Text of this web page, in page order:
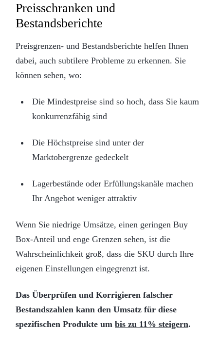
Preisschranken und
Bestandsberichte
Preisgrenzen- und Bestandsberichte helfen Ihnen
dabei, auch subtilere Probleme zu erkennen. Sie
können sehen, wo:
Die Mindestpreise sind so hoch, dass Sie kaum
konkurrenzfähig sind
Die Höchstpreise sind unter der
Marktobergrenze gedeckelt
Lagerbestände oder Erfüllungskanäle machen
Ihr Angebot weniger attraktiv
Wenn Sie niedrige Umsätze, einen geringen Buy
Box-Anteil und enge Grenzen sehen, ist die
Wahrscheinlichkeit groß, dass die SKU durch Ihre
eigenen Einstellungen eingegrenzt ist.
Das Überprüfen und Korrigieren falscher
Bestandszahlen kann den Umsatz für diese
spezifischen Produkte um bis zu 11% steigern.